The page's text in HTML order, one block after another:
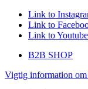
Link to
Link to
Link to Youtube
B2B SHOP
Vigtig information